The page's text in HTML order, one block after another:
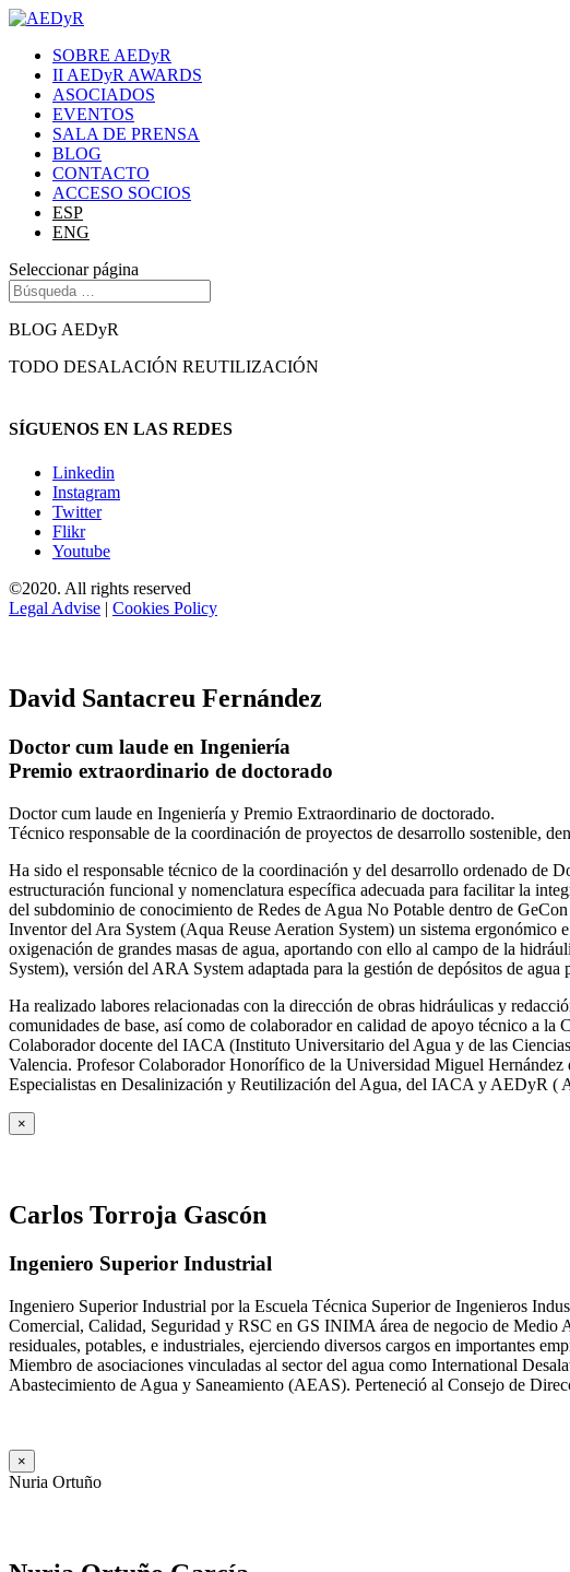
SOBRE AEDyR
II AEDyR AWARDS
ASOCIADOS
EVENTOS
SALA DE PRENSA
BLOG
CONTACTO
ACCESO SOCIOS
ESP
ENG
Seleccionar página
BLOG AEDyR
TODO DESALACIÓN REUTILIZACIÓN
SÍGUENOS EN LAS REDES
Linkedin
Instagram
Twitter
Flikr
Youtube
©2020. All rights reserved
Legal Advise | Cookies Policy
David Santacreu Fernández
Doctor cum laude en Ingeniería
Premio extraordinario de doctorado
Doctor cum laude en Ingeniería y Premio Extraordinario de doctorado.
Técnico responsable de la coordinación de proyectos de desarrollo sostenible,
Ha sido el responsable técnico de la coordinación y del desarrollo ordenado de
estructuración funcional y nomenclatura específica adecuada para facilitar la
del subdominio de conocimiento de Redes de Agua No Potable dentro de
Inventor del Ara System (Aqua Reuse Aeration System) un sistema
oxigenación de grandes masas de agua, aportando con ello al campo de la
System), versión del ARA System adaptada para la gestión de depósitos de
Ha realizado labores relacionadas con la dirección de obras hidráulicas y
comunidades de base, así como de colaborador en calidad de apoyo técnico a
Colaborador docente del IACA (Instituto Universitario del Agua y de las
Valencia. Profesor Colaborador Honorífico de la Universidad Miguel
Especialistas en Desalinización y Reutilización del Agua, del IACA y AEDyR (
×
Carlos Torroja Gascón
Ingeniero Superior Industrial
Ingeniero Superior Industrial por la Escuela Técnica Superior de Ingenieros
Comercial, Calidad, Seguridad y RSC en GS INIMA área de negocio de Medio
residuales, potables, e industriales, ejerciendo diversos cargos en importantes
Miembro de asociaciones vinculadas al sector del agua como International
Abastecimiento de Agua y Saneamiento (AEAS). Perteneció al Consejo de
×
Nuria Ortuño